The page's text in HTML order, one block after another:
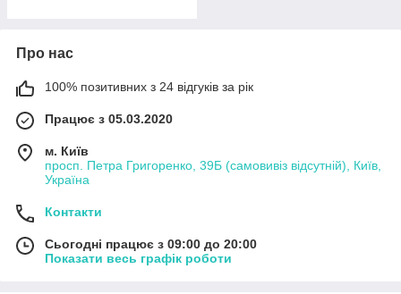
Про нас
100% позитивних з 24 відгуків за рік
Працює з 05.03.2020
м. Київ
просп. Петра Григоренко, 39Б (самовивіз відсутній), Київ,
Україна
Контакти
Сьогодні працює з 09:00 до 20:00
Показати весь графік роботи